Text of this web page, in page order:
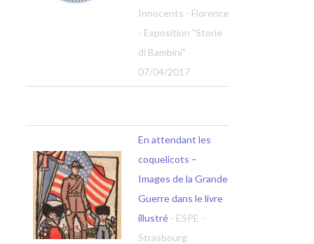
Innocents - Florence
- Exposition "Storie
di Bambini"
07/04/2017
En attendant les
coquelicots –
Images de la Grande
Guerre dans le livre
illustré - ESPE -
Strasbourg